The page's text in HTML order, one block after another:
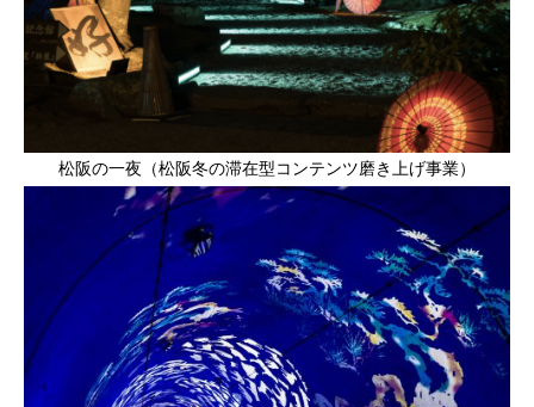
松阪の一夜（松阪冬の滞在型コンテンツ磨き上げ事業）